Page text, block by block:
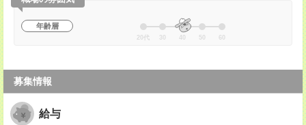
年齢層
20代 30 40 50 60
募集情報
給与